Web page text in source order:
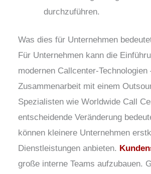
durchzuführen.
Was dies für Unternehmen
Für Unternehmen kann die
modernen Callcenter-Technologien
Zusammenarbeit mit einem
Spezialisten wie Worldwide Call
entscheidende Veränderung
können kleinere Unternehmen
Dienstleistungen anbieten.
große interne Teams aufzubauen.